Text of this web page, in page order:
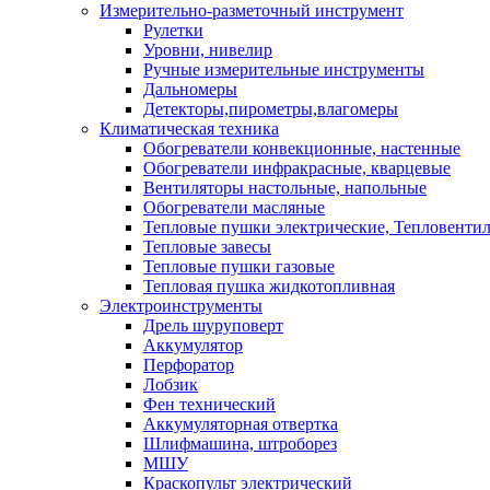
Измерительно-разметочный инструмент
Рулетки
Уровни, нивелир
Ручные измерительные инструменты
Дальномеры
Детекторы,пирометры,влагомеры
Климатическая техника
Обогреватели конвекционные, настенные
Обогреватели инфракрасные, кварцевые
Вентиляторы настольные, напольные
Обогреватели масляные
Тепловые пушки электрические,
Тепловые завесы
Тепловые пушки газовые
Тепловая пушка жидкотопливная
Электроинструменты
Дрель шуруповерт
Аккумулятор
Перфоратор
Лобзик
Фен технический
Аккумуляторная отвертка
Шлифмашина, штроборез
МШУ
Краскопульт электрический